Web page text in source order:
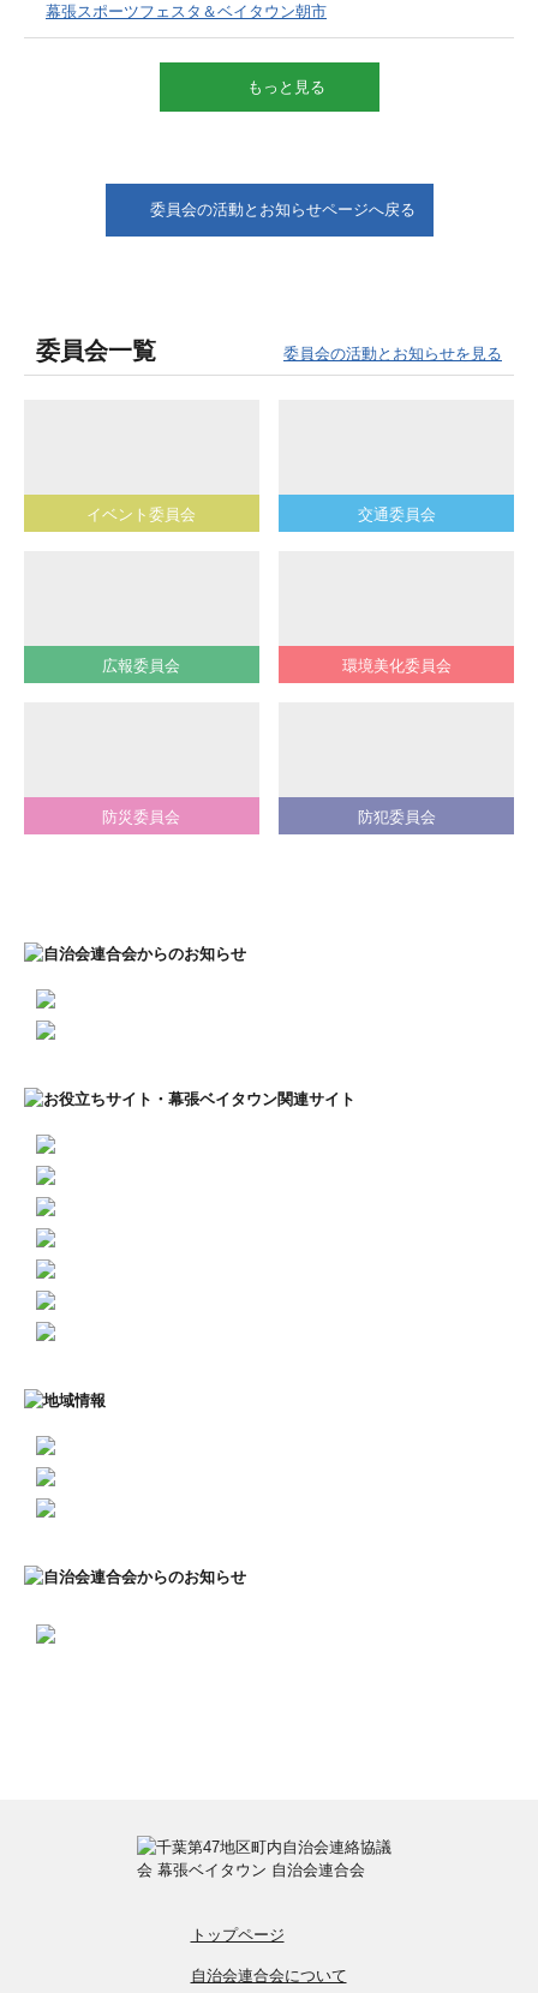
幕張スポーツフェスタ＆ベイタウン朝市
もっと見る
委員会の活動とお知らせページへ戻る
委員会一覧 委員会の活動とお知らせを見る
イベント委員会 交通委員会
広報委員会 環境美化委員会
防災委員会 防犯委員会
トップページ
自治会連合会について